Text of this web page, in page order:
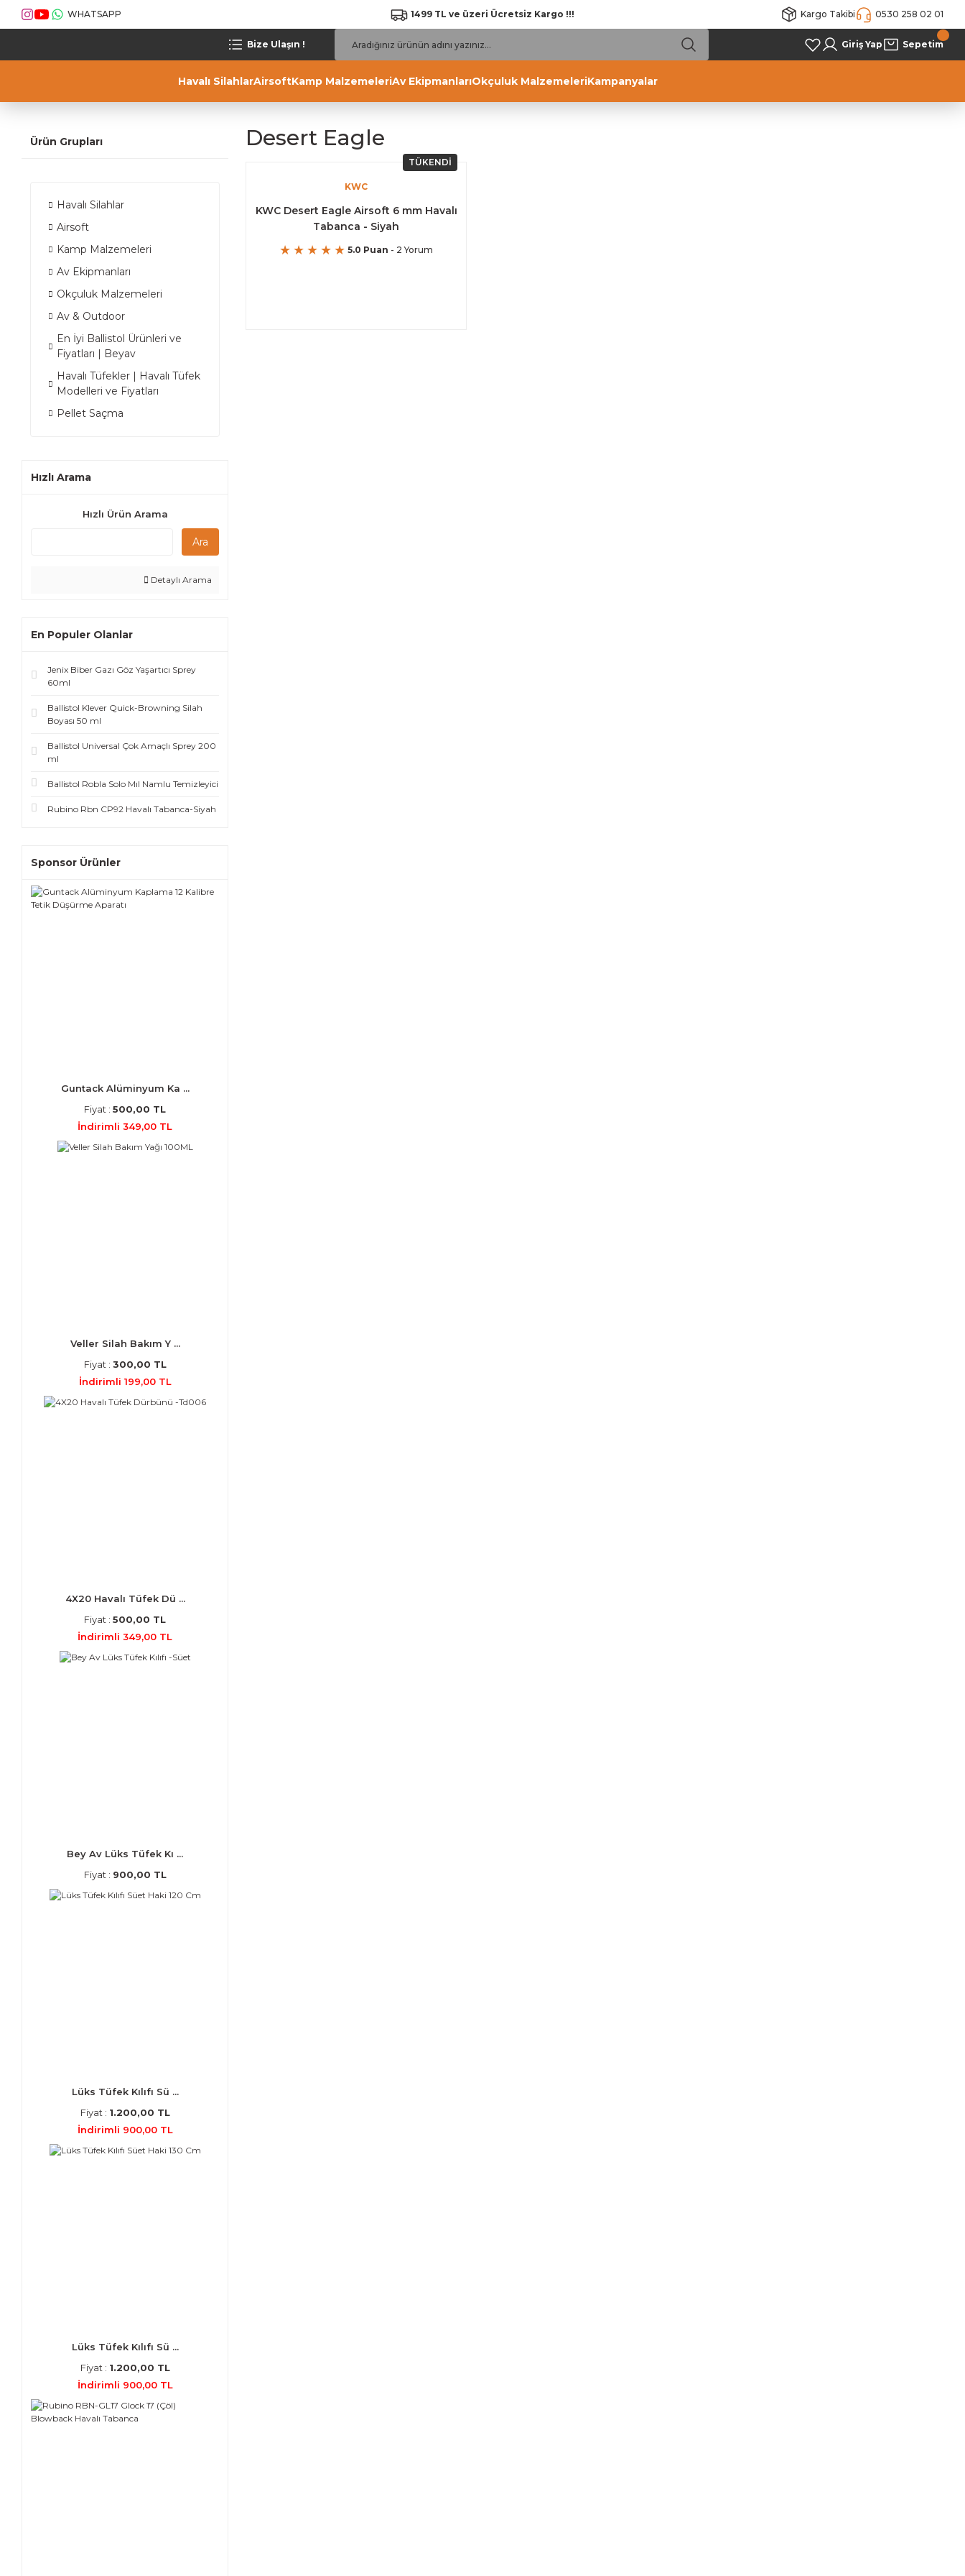
WHATSAPP 1499 TL ve üzeri Ücretsiz Kargo !!! Kargo Takibi 0530 258 02 01
Bize Ulaşın ! Giriş Yap Sepetim
Havalı SilahlarAirsoftKamp MalzemeleriAv EkipmanlarıOkçuluk MalzemeleriKampanyalar
Ürün Grupları
Havalı Silahlar
Airsoft
Kamp Malzemeleri
Av Ekipmanları
Okçuluk Malzemeleri
Av & Outdoor
En İyi Ballistol Ürünleri ve
Fiyatları | Beyav
Havalı Tüfekler | Havalı Tüfek
Modelleri ve Fiyatları
Pellet Saçma
Hızlı Arama
Hızlı Ürün Arama
Ara
Detaylı Arama
En Populer Olanlar
Jenix Biber Gazı Göz Yaşartıcı Sprey
60ml
Ballistol Klever Quick-Browning Silah
Boyası 50 ml
Ballistol Universal Çok Amaçlı Sprey 200
ml
Ballistol Robla Solo Mıl Namlu Temizleyici
Rubino Rbn CP92 Havalı Tabanca-Siyah
Sponsor Ürünler
Guntack Alüminyum Ka ...
Fiyat : 500,00 TL
İndirimli 349,00 TL
Veller Silah Bakım Y ...
Fiyat : 300,00 TL
İndirimli 199,00 TL
4X20 Havalı Tüfek Dü ...
Fiyat : 500,00 TL
İndirimli 349,00 TL
Bey Av Lüks Tüfek Kı ...
Fiyat : 900,00 TL
Lüks Tüfek Kılıfı Sü ...
Fiyat : 1.200,00 TL
İndirimli 900,00 TL
Lüks Tüfek Kılıfı Sü ...
Fiyat : 1.200,00 TL
İndirimli 900,00 TL
Desert Eagle
TÜKENDİ
KWC
KWC Desert Eagle Airsoft 6 mm Havalı
Tabanca - Siyah
5.0 Puan - 2 Yorum